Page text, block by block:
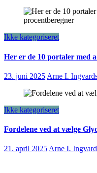
Ikke kategoriseret
Her er de 10 portaler med
23. juni 2025 Arne I.
Ikke kategoriseret
Fordelene ved at vælge
21. april 2025Arne I.